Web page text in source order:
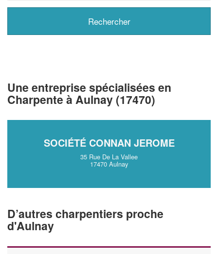
Une entreprise spécialisées en
Charpente à Aulnay (17470)
SOCIÉTÉ CONNAN JEROME
35 Rue De La Vallee
17470 Aulnay
D’autres charpentiers proche
d'Aulnay
✕
Augmentez votre chiffre
vosmargestout en gagnant de
nouveaux clients